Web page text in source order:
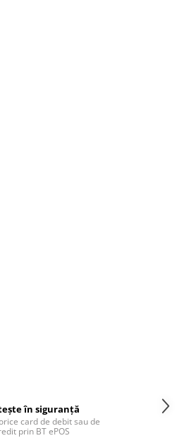
în siguranță
card de debit sau de
prin BT ePOS